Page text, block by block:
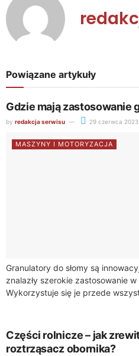
Powiązane artykuły
Gdzie mają zastosowanie
by redakcja serwisu 29 czerwca 2023
MASZYNY I MOTORYZACJA
Granulatory do słomy są
znalazły szerokie zastosowanie
Wykorzystuje się je przede
Części rolnicze – jak
roztrząsacz obornika?